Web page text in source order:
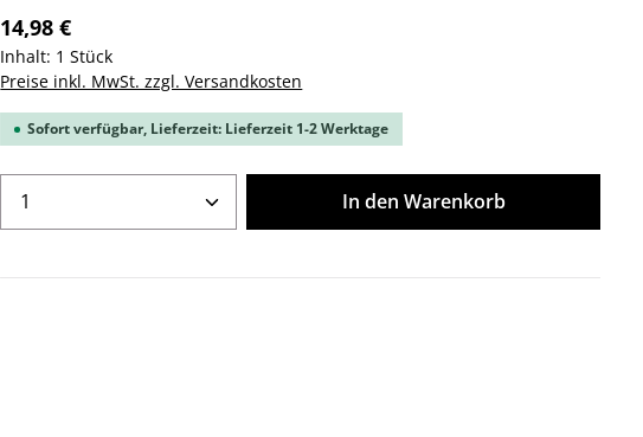
14,98 €
Inhalt: 1 Stück
Preise inkl. MwSt. zzgl. Versandkosten
Sofort verfügbar, Lieferzeit: Lieferzeit 1-2 Werktage
Produkt Anzahl: Gib den gewünschten Wert
In den Warenkorb